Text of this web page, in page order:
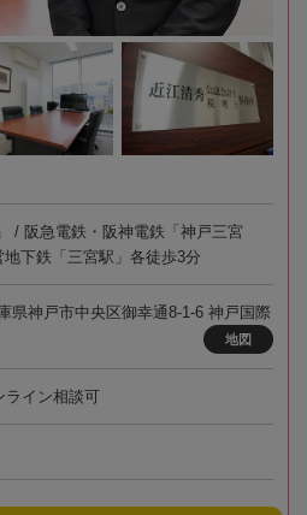
/ 阪急電鉄・阪神電鉄「神戸三宮
下鉄「三宮駅」各徒歩3分
県神戸市中央区御幸通8-1-6 神戸国際
地図
ライン相談可